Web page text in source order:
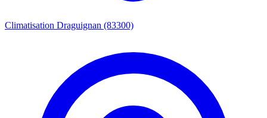
Climatisation Draguignan (83300)